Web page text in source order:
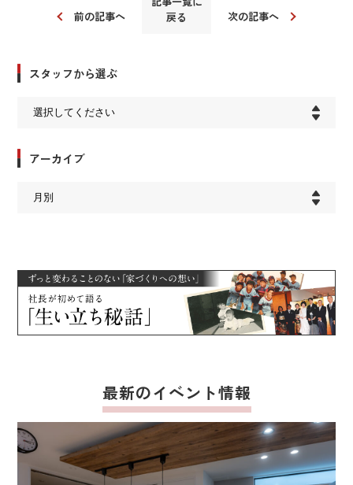
前の記事へ
戻る
次の記事へ
スタッフから選ぶ
アーカイブ
最新のイベント情報